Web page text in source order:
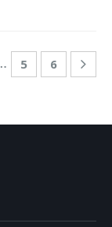
5 6